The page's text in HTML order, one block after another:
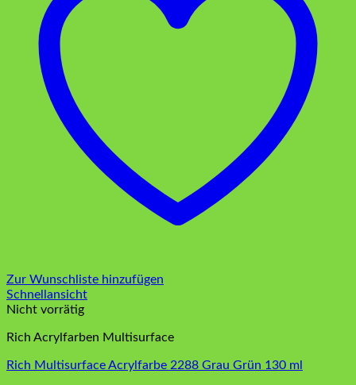
Zur Wunschliste hinzufügen
Schnellansicht
Nicht vorrätig
Rich Acrylfarben Multisurface
Rich Multisurface Acrylfarbe 2288 Grau Grün 130 ml